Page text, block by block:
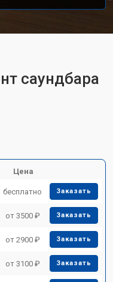
саундбара
Цена
бесплатно Заказать
от 3500 ₽ Заказать
от 2900 ₽ Заказать
от 3100 ₽ Заказать